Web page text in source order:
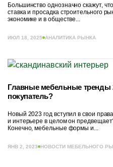
Большинство однозначно скажут,
ставка и просадка строительного
экономике и в обществе...
ИЮЛ 18, 2025 АНАЛИТИКА РЫНКА
Главные мебельные тренды
покупатель?
Новый 2023 год вступил в свои
и интерьере в целом он
Конечно, мебельные формы и...
ЯНВ 2, 2023 НОВОСТИ МЕБЕЛЬНОГО